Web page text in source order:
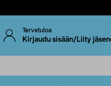
Tervetuloa
Kirjaudu sisään/Liity